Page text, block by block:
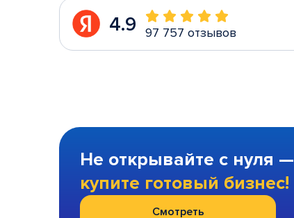
4.9 97 757 отзывов
Не открывайте с нуля —
купите готовый бизнес!
Смотреть